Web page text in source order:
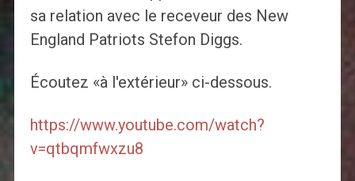
sa relation avec le receveur des New
England Patriots Stefon Diggs.
Écoutez «à l'extérieur» ci-dessous.
https://www.youtube.com/watch?
v=qtbqmfwxzu8